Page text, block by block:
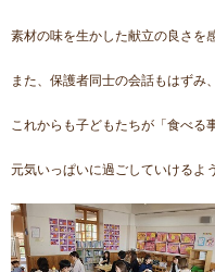
素材の味を生かした献立の良さを
また、保護者同士の会話もはずみ
これからも子どもたちが「食べる
元気いっぱいに過ごしていけるよ